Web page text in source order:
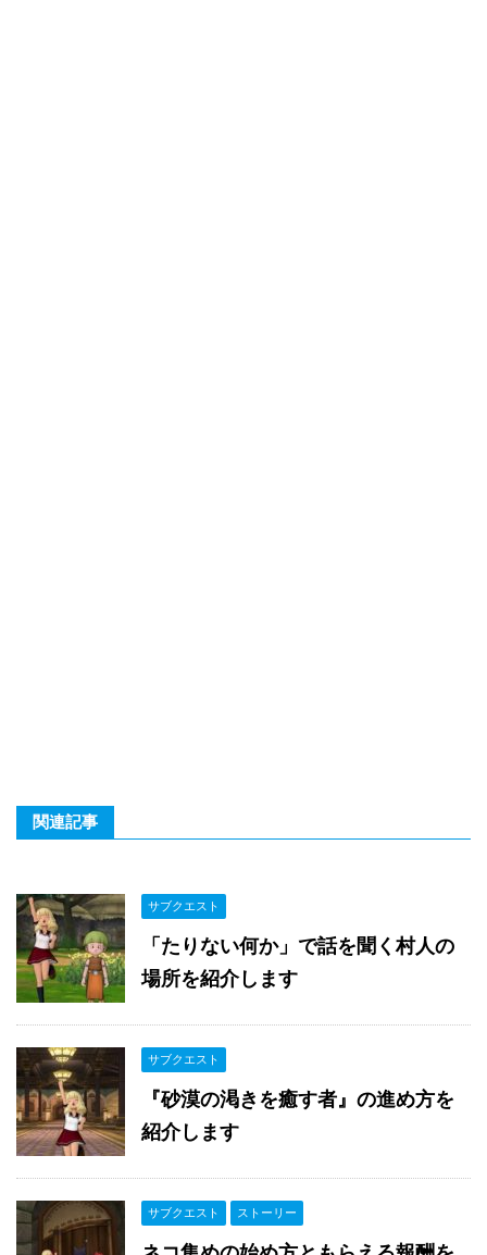
関連記事
サブクエスト
「たりない何か」で話を聞く村人の
場所を紹介します
サブクエスト
『砂漠の渇きを癒す者』の進め方を
紹介します
サブクエスト ストーリー